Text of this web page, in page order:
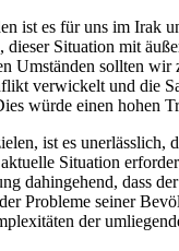
ist es für uns im Irak
dieser Situation mit
Umständen sollten wir
verwickelt und die
würde einen hohen
ist es unerlässlich,
Situation
dahingehend, dass
Probleme seiner
der